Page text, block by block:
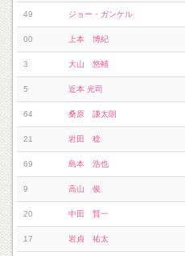
49 ジョー・ガンケル
00 上本 博紀
3 大山 悠輔
5 近本 光司
64 桑原 謙太朗
21 岩田 稔
69 島本 浩也
9 高山 俊
20 中田 賢一
17 岩貞 祐太